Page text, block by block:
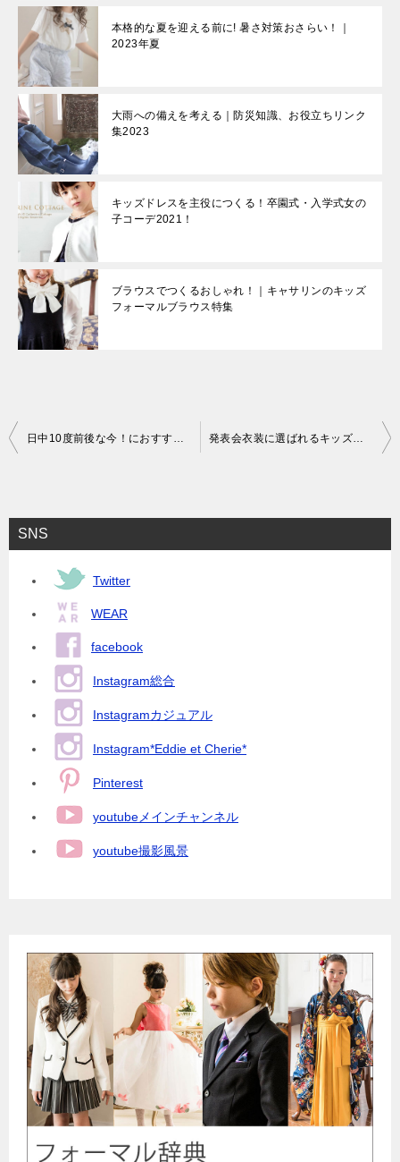
本格的な夏を迎える前に! 暑さ対策おさらい！｜
2023年夏
大雨への備えを考える｜防災知識、お役立ちリンク
集2023
キッズドレスを主役につくる！卒園式・入学式女の
子コーデ2021！
ブラウスでつくるおしゃれ！｜キャサリンのキッズ
フォーマルブラウス特集
投
ビ
ゲ
日中10度前後な今！におすすめキッズデイリーウェア｜キッズアイテム・子供服 発表会衣装に選ばれるキッズドレス10選！｜レビューで見る人気発表会子供ドレス
SNS
Twitter
WEAR
facebook
Instagram総合
Instagramカジュアル
Instagram*Eddie et Cherie*
Pinterest
youtubeメインチャンネル
youtube撮影風景